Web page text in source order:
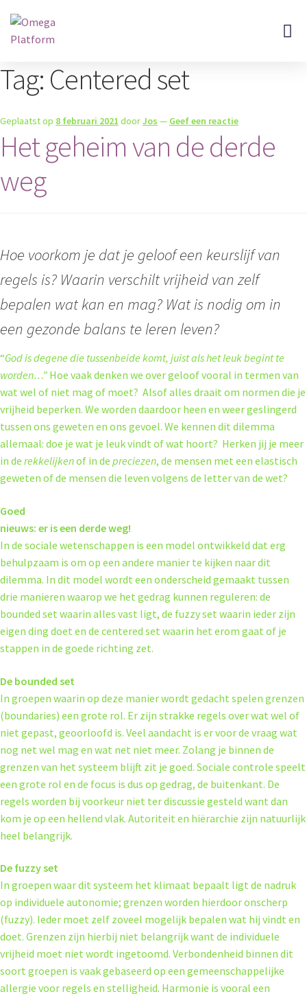
Tag: Centered set
Geplaatst op 8 februari 2021 doorJos — Geef een reactie
Het geheim van de derde
weg
Hoe voorkom je dat je geloof een keurslijf van
regels is? Waarin verschilt vrijheid van zelf
bepalen wat kan en mag? Wat is nodig om in
een gezonde balans te leren leven?
“God is degene die tussenbeide komt, juist als het leuk begint te
worden…” Hoe vaak denken we over geloof vooral in termen van
wat wel of niet mag of moet? Alsof alles draait om normen die je
vrijheid beperken. We worden daardoor heen en weer geslingerd
tussen ons geweten en ons gevoel. We kennen dit dilemma
allemaal: doe je wat je leuk vindt of wat hoort? Herken jij je meer
in de rekkelijkenof in de preciezen, de mensen met een elastisch
geweten of de mensen die leven volgens de letter van de wet?
Goed
nieuws: er is een derde weg!
In de sociale wetenschappen is een model ontwikkeld dat erg
behulpzaam is om op een andere manier te kijken naar dit
dilemma. In dit model wordt een onderscheid gemaakt tussen
drie manieren waarop we het gedrag kunnen reguleren: de
bounded set waarin alles vast ligt, de fuzzy set waarin ieder zijn
eigen ding doet en de centered set waarin het erom gaat of je
stappen in de goede richting zet.
De bounded set
In groepen waarin op deze manier wordt gedacht spelen grenzen
(boundaries) een grote rol. Er zijn strakke regels over wat wel of
niet gepast, geoorloofd is. Veel aandacht is er voor de vraag wat
nog net wel mag en wat net niet meer. Zolang je binnen de
grenzen van het systeem blijft zit je goed. Sociale controle speelt
een grote rol en de focus is dus op gedrag, de buitenkant. De
regels worden bij voorkeur niet ter discussie gesteld want dan
kom je op een hellend vlak. Autoriteit en hiërarchie zijn natuurlijk
heel belangrijk.
De fuzzy set
In groepen waar dit systeem het klimaat bepaalt ligt de nadruk
op individuele autonomie; grenzen worden hierdoor onscherp
(fuzzy). Ieder moet zelf zoveel mogelijk bepalen wat hij vindt en
doet. Grenzen zijn hierbij niet belangrijk want de individuele
vrijheid moet niet wordt ingetoomd. Verbondenheid binnen dit
soort groepen is vaak gebaseerd op een gemeenschappelijke
allergie voor regels en stelligheid. Harmonie is vooral een